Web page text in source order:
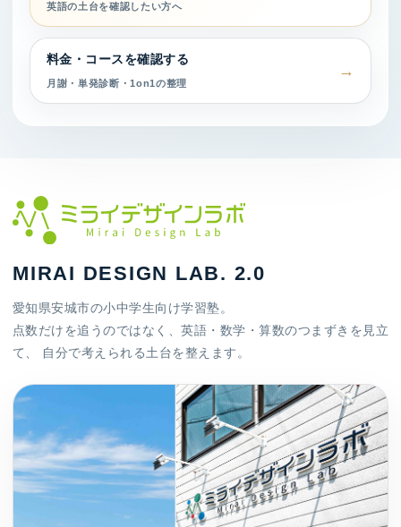
英語の土台を確認したい方へ
料金・コースを確認する
月謝・単発診断・1on1の整理
MIRAI DESIGN LAB. 2.0
愛知県安城市の小中学生向け学習塾。
点数だけを追うのではなく、英語・数学・算数のつまずきを見立
て、 自分で考えられる土台を整えます。